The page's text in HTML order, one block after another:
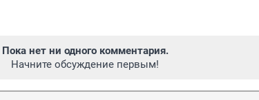
Пока нет ни одного комментария.
Начните обсуждение первым!